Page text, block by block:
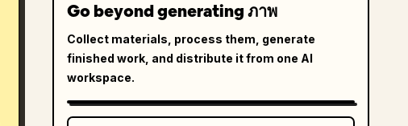
Go beyond generating ภาพ
Collect materials, process them, generate
finished work, and distribute it from one AI
workspace.